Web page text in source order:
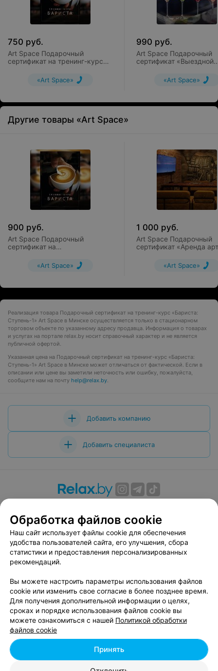
750 руб.
Art Space Подарочный
сертификат на тренинг-курс
«Art Space»
990 руб.
Art Space Подарочный
сертификат «Выездной
«Art Space»
Другие товары «Art Space»
900 руб.
Art Space Подарочный
сертификат на
«Бариста»«Art Space»
1 000 руб.
Art Space Подарочный
сертификат «Аренда
«Art Space»
Реализация товара Подарочный сертификат на тренинг-курс «Бариста:
Ступень-1» Art Space в Минске осуществляется только в стационарном
торговом объекте по указанному адресу продавца. Информация о товарах
и услугах на портале relax.by носит справочный характер и не является
публичной офертой.
Указанная цена на Подарочный сертификат на тренинг-курс «Бариста:
Ступень-1» Art Space в Минске может отличаться от фактической. Если в
описании или цене вы заметили неточность или ошибку, пожалуйста,
сообщите нам на почту help@relax.by.
Добавить компанию
Добавить специалиста
Вакансии
Публичный договор
Способы оплаты
Публичный договор по использованию сервиса
«Афиша»
Пользовательское соглашение
Связаться по вопросам сотрудничества
Написать руководителю relax.by
Персональные настройки cookie
Обработка персональных данных
© 2026 ООО «Артокс Лаб», УНП 191700409, регистрирующий орган -
Обработка файлов cookie
Наш сайт использует файлы cookie для обеспечения
удобства пользователей сайта, его улучшения, сбора
статистики и предоставления персонализированных
рекомендаций.
Вы можете настроить параметры использования файлов
cookie или изменить свое согласие в более позднее время.
Для получения дополнительной информации о целях,
сроках и порядке использования файлов cookie вы
можете ознакомиться с нашей Политикой обработки
файлов cookie
Принять